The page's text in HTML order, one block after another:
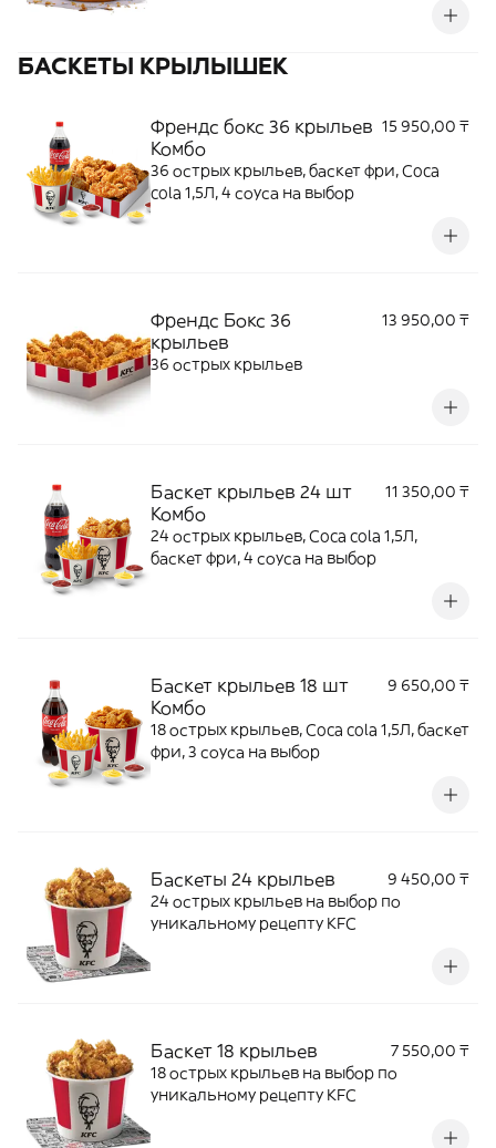
БАСКЕТЫ КРЫЛЫШЕК
Френдс бокс 36 крыльев
Комбо
15 950,00 ₸
36 острых крыльев, баскет фри, Coca
cola 1,5Л, 4 соуса на выбор
Френдс Бокс 36
крыльев
13 950,00 ₸
36 острых крыльев
Баскет крыльев 24 шт
Комбо
11 350,00 ₸
24 острых крыльев, Coca cola 1,5Л,
баскет фри, 4 соуса на выбор
Баскет крыльев 18 шт
Комбо
9 650,00 ₸
18 острых крыльев, Coca cola 1,5Л, баскет
фри, 3 соуса на выбор
Баскеты 24 крыльев
9 450,00 ₸
24 острых крыльев на выбор по
уникальному рецепту KFC
Баскет 18 крыльев
7 550,00 ₸
18 острых крыльев на выбор по
уникальному рецепту KFC